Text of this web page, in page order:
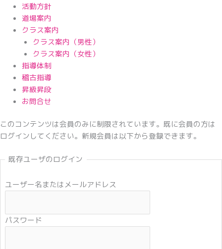
活動方針
道場案内
クラス案内
クラス案内（男性）
クラス案内（女性）
指導体制
稽古指導
昇級昇段
お問合せ
このコンテンツは会員のみに制限されています。既に会員の方は
ログインしてください。新規会員は以下から登録できます。
既存ユーザのログイン
ユーザー名またはメールアドレス
パスワード